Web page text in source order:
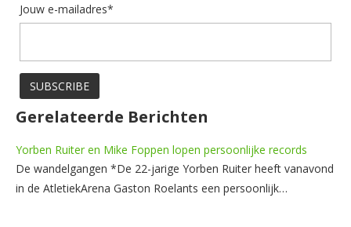
Jouw e-mailadres*
Gerelateerde Berichten
Yorben Ruiter en Mike Foppen lopen persoonlijke records
De wandelgangen *De 22-jarige Yorben Ruiter heeft vanavond
in de AtletiekArena Gaston Roelants een persoonlijk…